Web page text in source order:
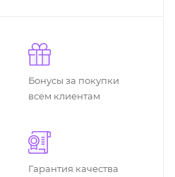
Бонусы за покупки
всем клиентам
Гарантия качества